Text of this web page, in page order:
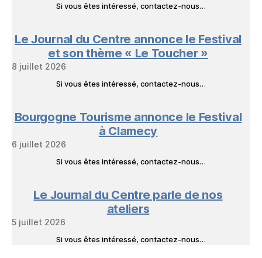
Si vous êtes intéressé, contactez-nous…
Le Journal du Centre annonce le Festival
et son thème « Le Toucher »
8 juillet 2026
Si vous êtes intéressé, contactez-nous…
Bourgogne Tourisme annonce le Festival
à Clamecy
6 juillet 2026
Si vous êtes intéressé, contactez-nous…
Le Journal du Centre parle de nos
ateliers
5 juillet 2026
Si vous êtes intéressé, contactez-nous…